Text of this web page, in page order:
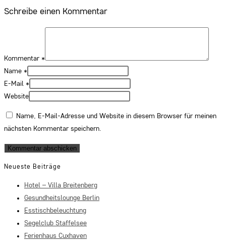
Schreibe einen Kommentar
Kommentar *
Name *
E-Mail *
Website
Name, E-Mail-Adresse und Website in diesem Browser für meinen
nächsten Kommentar speichern.
Neueste Beiträge
Hotel – Villa Breitenberg
Gesundheitslounge Berlin
Esstischbeleuchtung
Segelclub Staffelsee
Ferienhaus Cuxhaven